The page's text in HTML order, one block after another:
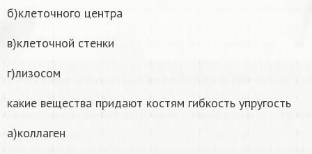
б)клеточного центра
в)клеточной стенки
г)лизосом
какие вещества придают костям гибкость упругость
а)коллаген